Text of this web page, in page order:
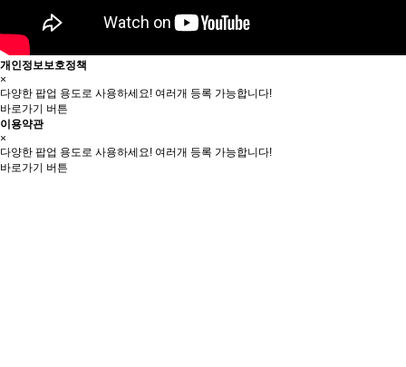
개인정보보호정책
×
다양한 팝업 용도로 사용하세요! 여러개 등록 가능합니다!
바로가기 버튼
이용약관
×
다양한 팝업 용도로 사용하세요! 여러개 등록 가능합니다!
바로가기 버튼